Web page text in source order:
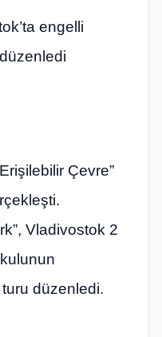
engelli
Çevre”
Vladivostok 2
düzenledi.